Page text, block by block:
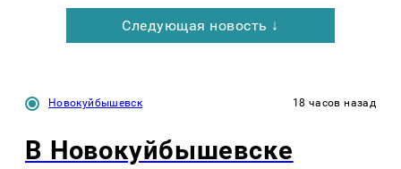
Следующая новость ↓
Новокуйбышевск 18 часов назад
В Новокуйбышевске